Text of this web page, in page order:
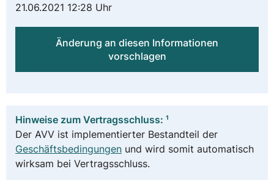
21.06.2021 12:28 Uhr
Änderung an diesen Informationen
vorschlagen
Hinweise zum Vertragsschluss: ¹
Der AVV ist implementierter Bestandteil der
Geschäftsbedingungen und wird somit automatisch
wirksam bei Vertragsschluss.